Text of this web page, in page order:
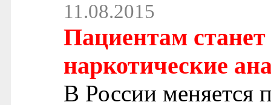
11.08.2015
Пациентам
наркотические
В России меняется